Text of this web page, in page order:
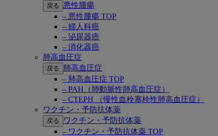
戻る
悪性腫瘍
– 悪性腫瘍 TOP
– 婦人科癌
– 泌尿器癌
– 消化器癌
肺高血圧症
戻る
肺高血圧症
– 肺高血圧症 TOP
– PAH（肺動脈性肺高血圧症）
– CTEPH （慢性血栓塞栓性肺高血圧症）
ワクチン・予防抗体薬
戻る
ワクチン・予防抗体薬
– ワクチン・予防抗体薬 TOP